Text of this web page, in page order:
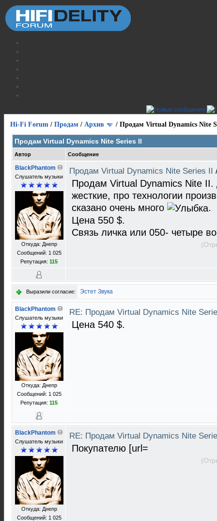
Hi-Fi Forum / Продам / Архив / Продам Virtual Dynamics Nite
Продам Virtual Dynamics Nite Series II
Автор Сообщение
BlackPhantom
Слушатель музыки
Откуда: Днепр
Сообщений: 1 025
Репутация: 115
Продам Virtual Dynamics Nite Series II
Продам Virtual Dynamics Nite
жесткие, про технологии
сказано очень много
.
Цена 550 $.
Связь личка или 050- четыре
Выразили согласие: Эстет Звука
BlackPhantom
Слушатель музыки
Откуда: Днепр
Сообщений: 1 025
Репутация: 115
RE: Продам Virtual Dynamics Nite
Цена 540 $.
BlackPhantom
Слушатель музыки
Откуда: Днепр
Сообщений: 1 025
RE: Продам Virtual Dynamics Nite
Покупателю [url=